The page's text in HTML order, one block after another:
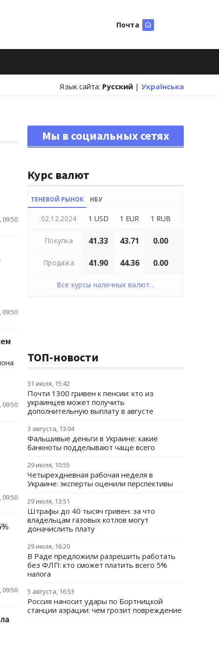
Почта
Язык сайта: Русский | Українська
09:50
09:50
09:50
09:50
09:50
Мы в социальных сетях
Курс валют
ТЕНЕВОЙ РЫНОК НБУ
02.12.2024 1 USD 1 EUR 1 RUB
Покупка 41.33 43.71 0.00
Продажа 41.90 44.36 0.00
Все курсы наличных валют...
ТОП-новости
31 июля, 15:42
Почти 1300 гривен к пенсии: кто из
украинцев может получить
дополнительную выплату в августе
3 августа, 13:04
Фальшивые деньги в Украине: какие
банкноты подделывают чаще всего
29 июля, 10:55
Четырехдневная рабочая неделя в
Украине: эксперты оценили перспективы
29 июля, 13:51
Штрафы до 40 тысяч гривен: за что
владельцам газовых котлов могут
доначислить плату
29 июля, 16:20
В Раде предложили разрешить работать
без ФЛП: кто сможет платить всего 5%
налога
5 августа, 16:53
Россия наносит удары по Бортницкой
станции аэрации: чем грозит повреждение